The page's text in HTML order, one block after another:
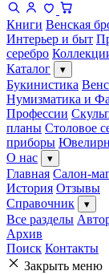
Книги Венская
Интерьер и быт
серебро
Каталог
▾
Букинистика
Нумизматика и
Профессии
планы Столовое
приборы
О нас
▾
Главная Салон-
История Отзывы
Справочник
▾
Все разделы
Архив
Поиск Контакты
Закрыть меню